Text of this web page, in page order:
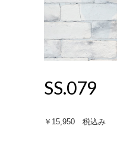
SS.079
￥15,950 税込み